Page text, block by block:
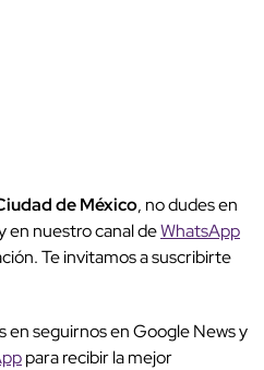
de México, no dudes en
en nuestro canal deWhatsApp
Te invitamos a suscribirte
en seguirnos en Google News y
para recibir la mejor